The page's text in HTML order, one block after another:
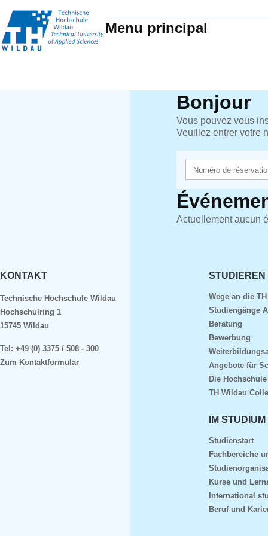
Menu principal
Bonjour
Vous pouvez vous
Veuillez entrer votre
Actuellement aucun
KONTAKT
Technische Hochschule Wildau
Hochschulring 1
15745 Wildau
Tel: +49 (0) 3375 / 508 - 300
Zum Kontaktformular
Wege an die
Studiengänge
Beratung
Bewerbung
Angebote für
Die
TH Wildau
IM STUDIUM
Studienstart
Fachbereiche
Kurse und
International
Beruf und